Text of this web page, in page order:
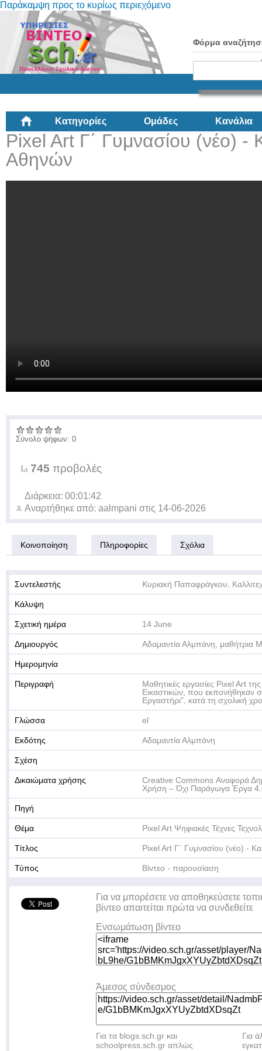
Παράκαμψη προς το κυρίως περιεχόμενο
Φόρμα
Κατηγορίες Ομάδες Κανάλια
Pixel Art Γ΄ Γυμνασίου (νέο) -
Αθηνών
Σύνολο ψήφων: 0
745 προβολές
Διάρκεια: 00:01:42
Αναρτήθηκε από: aalmpani στις 14-06-2026
Κοινοποίηση Πληροφορίες Σχόλια
Συντελεστής Κυριακή Παπαφράγκου,
Κάλυψη
Σχετική ημέρα 14 June
Δημιουργός Αδαμαντία Αλμπάνη, μαθήτρια
Ημερομηνία
Περιγραφή
Μαθητικές εργασίες Pixel Art
Εικαστικών, που εκπονήθηκαν
Εργαστήρι", κατά τη σχολική
Γλώσσα el
Εκδότης Αδαμαντία Αλμπάνη
Σχέση
Δικαιώματα χρήσης
Creative Commons Αναφορά
Χρήση – Όχι Παράγωγα Έργα
Πηγή
Θέμα Pixel Art Ψηφιακές Τέχνες
Τίτλος Pixel Art Γ΄ Γυμνασίου (νέο) -
Τύπος Βίντεο - παρουσίαση
Για να μπορέσετε να αποθηκεύσετε
βίντεο απαιτείται πρώτα να συνδεθείτε
Ενσωμάτωση βίντεο
Άμεσος σύνδεσμος
Για τα blogs.sch.gr και
schoolpress.sch.gr απλώς
Για